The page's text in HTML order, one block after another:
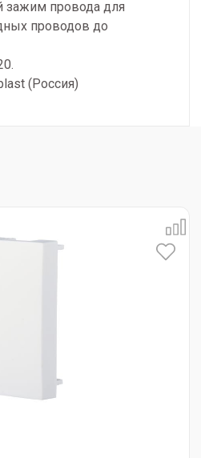
зажим провода для
проводов до
(Россия)